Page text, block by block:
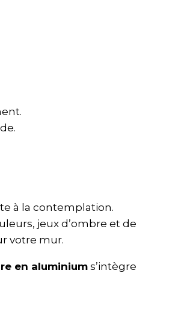
à la contemplation.
jeux d’ombre et de
votre mur.
en aluminium s’intègre